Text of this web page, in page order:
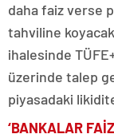
daha faiz verse
tahviline
ihalesinde
üzerinde talep
piyasadaki
‘BANKALAR